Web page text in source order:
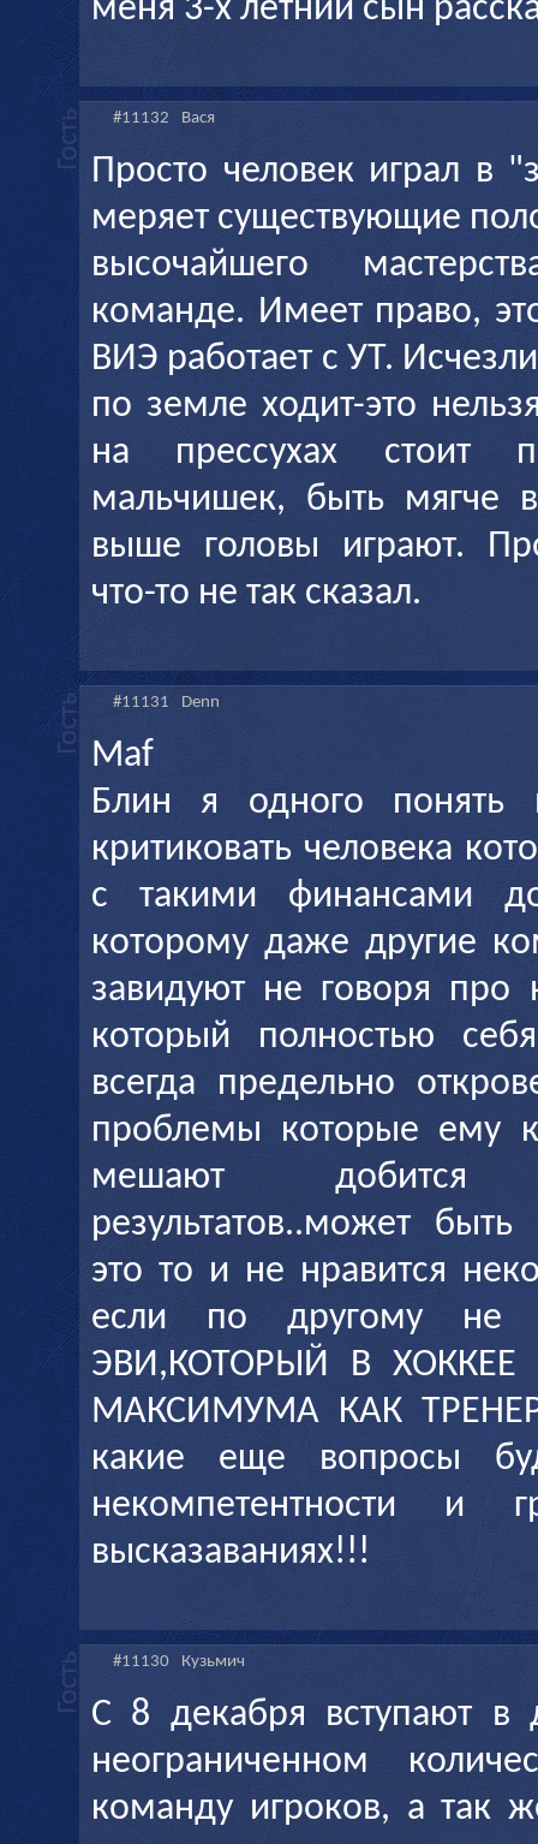
меня 3-х летний сын
#11132 Вася
Просто человек играл в
меряет существующие
высочайшего
команде. Имеет право,
ВИЭ работает с УТ.
по земле ходит-это
на прессухах стоит
мальчишек, быть мягче
выше головы играют.
что-то не так сказал.
#11131 Denn
Maf
Блин я одного понять
критиковать человека
с такими финансами
которому даже другие
завидуют не говоря про
который полностью
всегда предельно
проблемы которые ему
мешают
результатов..может
это то и не нравится
если по другому
ЭВИ,КОТОРЫЙ В
МАКСИМУМА КАК
какие еще вопросы
некомпетентности и
высказаваниях!!!
#11130 Кузьмич
С 8 декабря вступают в
неограниченном
команду игроков, а так